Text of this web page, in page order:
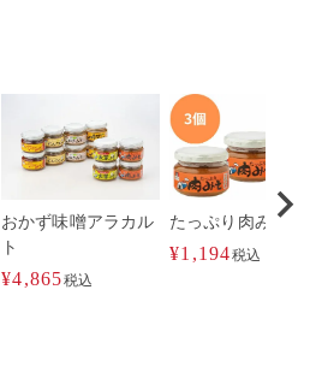
おかず味噌アラカル
ト
¥4,865税込
たっぷり肉みそ3個
¥1,194税込